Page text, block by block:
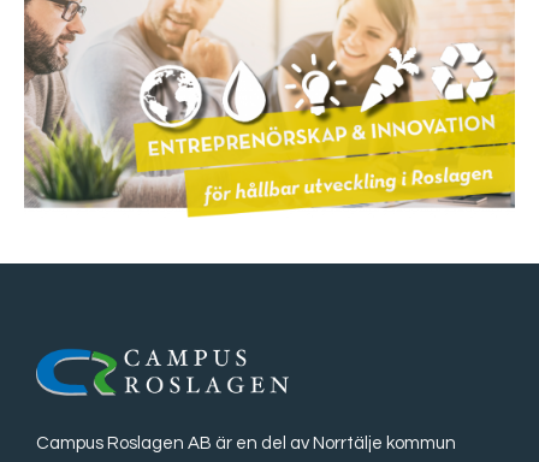
Campus Roslagen AB är en del av Norrtälje kommun